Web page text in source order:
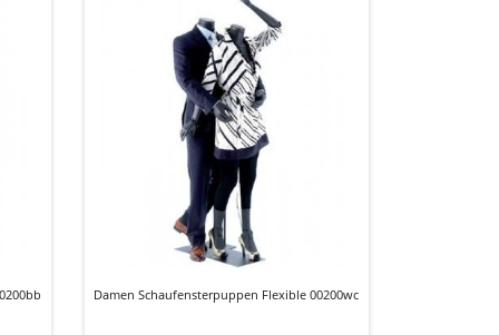
Damen Schaufensterpuppen Flexible 00200wc